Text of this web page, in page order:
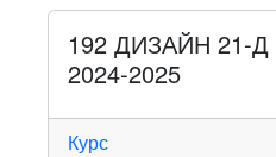
192 ДИЗАЙН 21-
2024-2025
Курс